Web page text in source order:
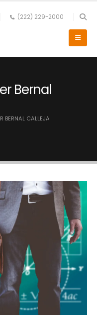
(222) 229-2000
Bernal
BERNAL CALLEJA